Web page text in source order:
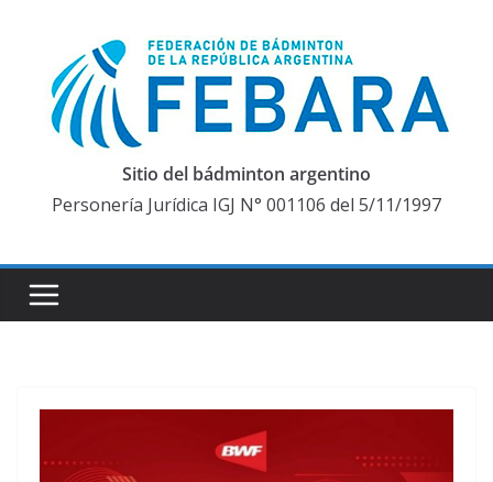
contenido
Sitio del bádminton argentino
Personería Jurídica IGJ N° 001106 del 5/11/1997